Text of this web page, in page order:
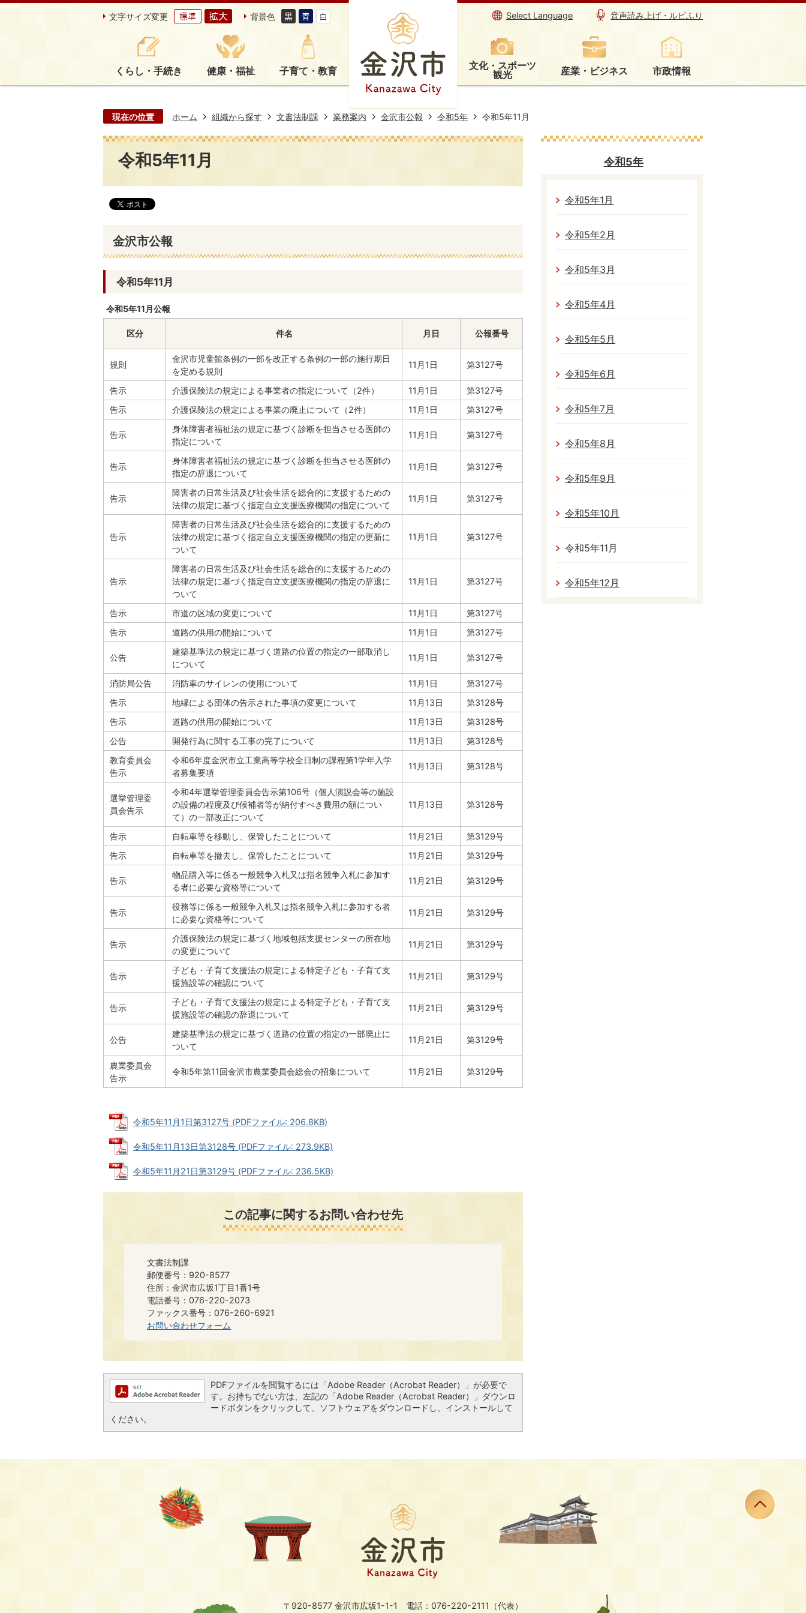
文字サイズ変更 背景色 Select Language 音声読み上げ・ルビふり
くらし・手続き 健康・福祉 子育て・教育 文化・スポーツ
観光 産業・ビジネス 市政情報
現在の位置 ホーム 組織から探す 文書法制課 業務案内 金沢市公報 令和5年 令和5年11月
令和5年11月
金沢市公報
令和5年11月
令和5年11月公報
区分 件名 月日 公報番号
規則
金沢市児童館条例の一部を改正する条例の一部の施行期日
を定める規則
11月1日 第3127号
告示 介護保険法の規定による事業者の指定について（2件） 11月1日
第3127号
告示
介護保険法の規定による事業の廃止について（2件） 11月1日 第3127号
告示
身体障害者福祉法の規定に基づく診断を担当させる医師の
指定について
11月1日 第3127号
告示
身体障害者福祉法の規定に基づく診断を担当させる医師の
指定の辞退について
11月1日 第3127号
告示
障害者の日常生活及び社会生活を総合的に支援するための
法律の規定に基づく指定自立支援医療機関の指定について
11月1日 第3127号
告示
障害者の日常生活及び社会生活を総合的に支援するための
法律の規定に基づく指定自立支援医療機関の指定の更新に
ついて
11月1日 第3127号
告示
障害者の日常生活及び社会生活を総合的に支援するための
法律の規定に基づく指定自立支援医療機関の指定の辞退に
ついて
11月1日 第3127号
告示 市道の区域の変更について 11月1日
第3127号
告示
道路の供用の開始について 11月1日 第3127号
公告
建築基準法の規定に基づく道路の位置の指定の一部取消し
について
11月1日 第3127号
消防局公告 消防車のサイレンの使用について 11月1日
第3127号
告示
地縁による団体の告示された事項の変更について 11月13日
第3128号
告示
道路の供用の開始について 11月13日
第3128号
公告
開発行為に関する工事の完了について 11月13日
第3128号
教育委員会
告示
令和6年度金沢市立工業高等学校全日制の課程第1学年入学
者募集要項
11月13日 第3128号
選挙管理委
員会告示
令和4年選挙管理委員会告示第106号（個人演説会等の施設
の設備の程度及び候補者等が納付すべき費用の額につい
て）の一部改正について
11月13日 第3128号
告示 自転車等を移動し、保管したことについて 11月21日
第3129号
告示
自転車等を撤去し、保管したことについて 11月21日 第3129号
告示
物品購入等に係る一般競争入札又は指名競争入札に参加す
る者に必要な資格等について
11月21日 第3129号
告示
役務等に係る一般競争入札又は指名競争入札に参加する者
に必要な資格等について
11月21日 第3129号
告示
介護保険法の規定に基づく地域包括支援センターの所在地
の変更について
11月21日 第3129号
告示
子ども・子育て支援法の規定による特定子ども・子育て支
援施設等の確認について
11月21日 第3129号
告示
子ども・子育て支援法の規定による特定子ども・子育て支
援施設等の確認の辞退について
11月21日 第3129号
公告
建築基準法の規定に基づく道路の位置の指定の一部廃止に
ついて
11月21日 第3129号
農業委員会
告示
令和5年第11回金沢市農業委員会総会の招集について 11月21日 第3129号
令和5年11月1日第3127号 (PDFファイル: 206.8KB)
令和5年11月13日第3128号 (PDFファイル: 273.9KB)
令和5年11月21日第3129号 (PDFファイル: 236.5KB)
この記事に関するお問い合わせ先
文書法制課
郵便番号：920-8577
住所：金沢市広坂1丁目1番1号
電話番号：076-220-2073
ファックス番号：076-260-6921​​​​
お問い合わせフォーム
PDFファイルを閲覧するには「Adobe Reader（Acrobat Reader）」が必要で
す。お持ちでない方は、左記の「Adobe Reader（Acrobat Reader）」ダウンロ
ードボタンをクリックして、ソフトウェアをダウンロードし、インストールして
ください。
令和5年
令和5年1月
令和5年2月
令和5年3月
令和5年4月
令和5年5月
令和5年6月
令和5年7月
令和5年8月
令和5年9月
令和5年10月
令和5年11月
令和5年12月
〒920-8577 金沢市広坂1-1-1 電話：076-220-2111（代表）